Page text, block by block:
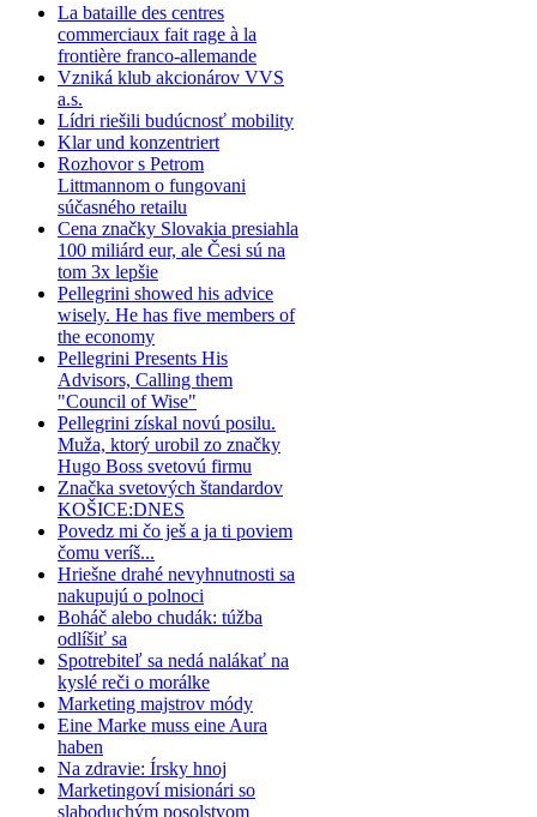
La bataille des centres
commerciaux fait rage à la
frontière franco-allemande
Vzniká klub akcionárov VVS
a.s.
Lídri riešili budúcnosť mobility
Klar und konzentriert
Rozhovor s Petrom
Littmannom o fungovani
súčasného retailu
Cena značky Slovakia presiahla
100 miliárd eur, ale Česi sú na
tom 3x lepšie
Pellegrini showed his advice
wisely. He has five members of
the economy
Pellegrini Presents His
Advisors, Calling them
"Council of Wise"
Pellegrini získal novú posilu.
Muža, ktorý urobil zo značky
Hugo Boss svetovú firmu
Značka svetových štandardov
KOŠICE:DNES
Povedz mi čo ješ a ja ti poviem
čomu veríš...
Hriešne drahé nevyhnutnosti sa
nakupujú o polnoci
Boháč alebo chudák: túžba
odlíšiť sa
Spotrebiteľ sa nedá nalákať na
kyslé reči o morálke
Marketing majstrov módy
Eine Marke muss eine Aura
haben
Na zdravie: Írsky hnoj
Marketingoví misionári so
slaboduchým posolstvom